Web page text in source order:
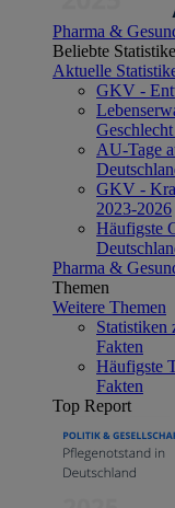
Pharma &
Beliebte
Aktuelle
GKV -
AU-Tage
GKV -
2023-2026
Häufigste
Pharma &
Themen
Weitere Themen
Statistiken
Fakten
Häufigste
Fakten
Top Report